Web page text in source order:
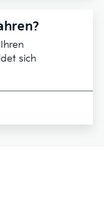
sich